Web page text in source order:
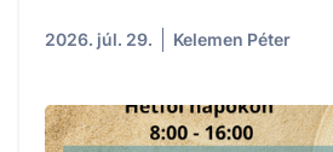
2026. júl. 29. Kelemen Péter